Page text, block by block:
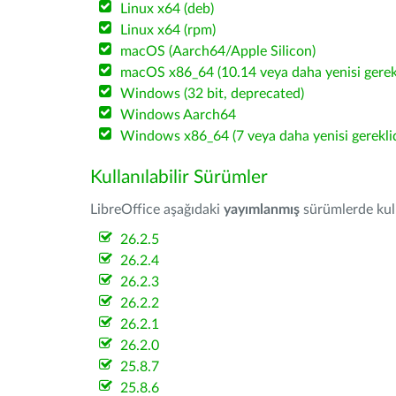
Linux x64 (deb)
Linux x64 (rpm)
macOS (Aarch64/Apple Silicon)
macOS x86_64 (10.14 veya daha yenisi
Windows (32 bit, deprecated)
Windows Aarch64
Windows x86_64 (7 veya daha yenisi
Kullanılabilir Sürümler
LibreOffice aşağıdaki yayımlanmış sürümlerde
26.2.5
26.2.4
26.2.3
26.2.2
26.2.1
26.2.0
25.8.7
25.8.6